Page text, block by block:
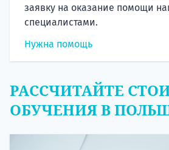
заявку на оказание помощи
специалистами.
Нужна помощь
РАССЧИТАЙТЕ
ОБУЧЕНИЯ В